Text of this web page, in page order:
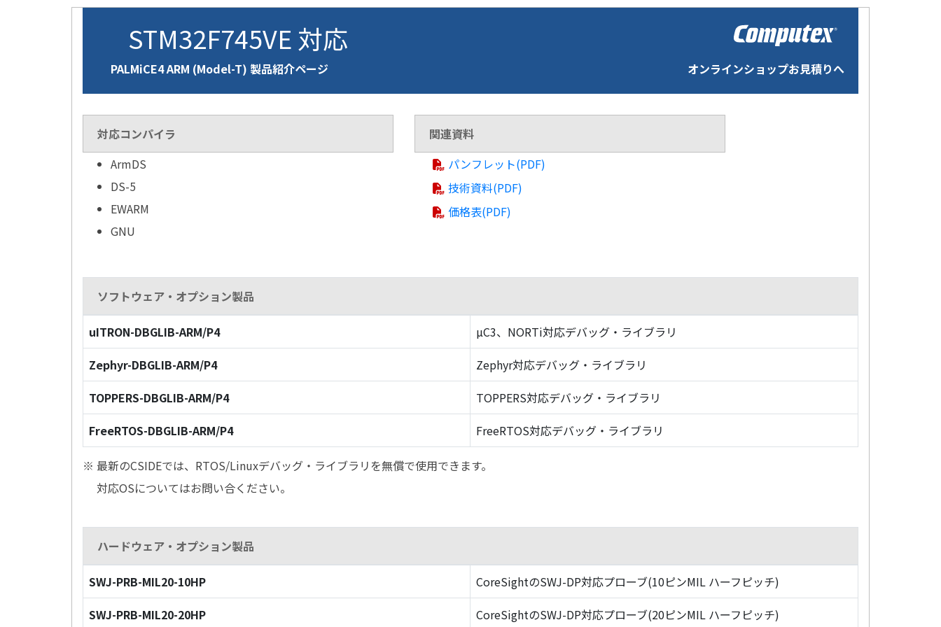
STM32F745VE 対応
PALMiCE4 ARM (Model-T) 製品紹介ページ オンラインショップお見積りへ
対応コンパイラ
ArmDS
DS-5
EWARM
GNU
関連資料
パンフレット(PDF)
技術資料(PDF)
価格表(PDF)
ソフトウェア・オプション製品
uITRON-DBGLIB-ARM/P4
µC3、NORTi対応デバッグ・ライブラリ
Zephyr-DBGLIB-ARM/P4
Zephyr対応デバッグ・ライブラリ
TOPPERS-DBGLIB-ARM/P4
TOPPERS対応デバッグ・ライブラリ
FreeRTOS-DBGLIB-ARM/P4
FreeRTOS対応デバッグ・ライブラリ
※ 最新のCSIDEでは、RTOS/Linuxデバッグ・ライブラリを無償で使用できます。
対応OSについてはお問い合ください。
ハードウェア・オプション製品
SWJ-PRB-MIL20-10HP
CoreSightのSWJ-DP対応プローブ(10ピンMIL ハーフピッチ)
SWJ-PRB-MIL20-20HP
CoreSightのSWJ-DP対応プローブ(20ピンMIL ハーフピッチ)